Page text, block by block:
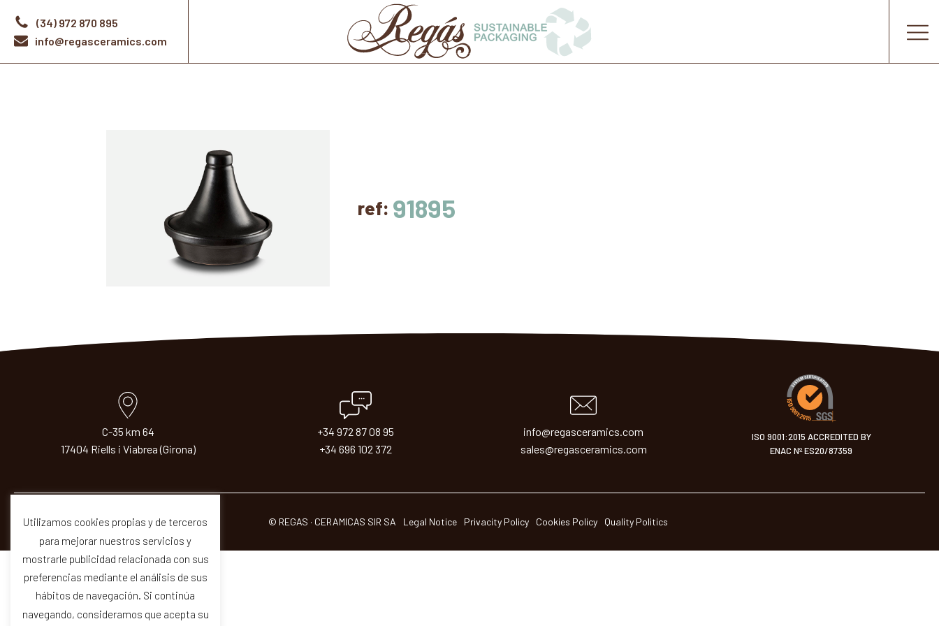
(34) 972 870 895
info@regasceramics.com
ref: 91895
C-35 km 64
17404 Riells i Viabrea (Girona)
+34 972 87 08 95
+34 696 102 372
info@regasceramics.com
sales@regasceramics.com
ISO 9001:2015 ACCREDITED BY
ENAC Nº ES20/87359
© REGAS · CERAMICAS SIR SA Legal Notice Privacity Policy Cookies Policy Quality Politics
Utilizamos cookies propias y de terceros
para mejorar nuestros servicios y
mostrarle publicidad relacionada con sus
preferencias mediante el análisis de sus
hábitos de navegación. Si continúa
navegando, consideramos que acepta su